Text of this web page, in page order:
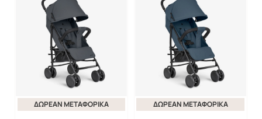
ΔΩΡΕΆΝ ΜΕΤΑΦΟΡΙΚΆ ΔΩΡΕΆΝ ΜΕΤΑΦΟΡΙΚΆ